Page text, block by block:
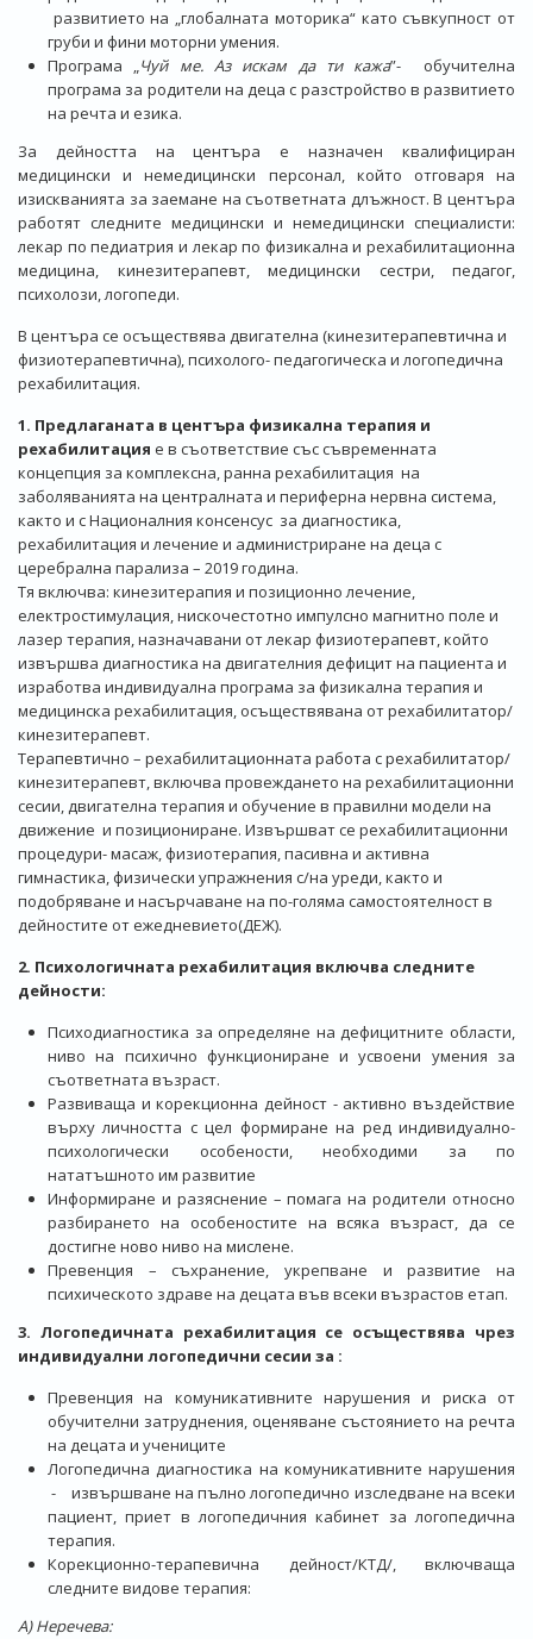
развитието на „глобалната моторика“ като съвкупност от
груби и фини моторни умения.
Програма „ Чуй ме. Аз искам да ти кажа”- обучителна
програма за родители на деца с разстройство в развитието
на речта и езика.
За дейността на центъра е назначен квалифициран
медицински и немедицински персонал, който отговаря на
изискванията за заемане на съответната длъжност. В центъра
работят следните медицински и немедицински специалисти:
лекар по педиатрия и лекар по физикална и рехабилитационна
медицина, кинезитерапевт, медицински сестри, педагог,
психолози, логопеди.
В центъра се осъществява двигателна (кинезитерапевтична и
физиотерапевтична), психолого- педагогическа и логопедична
рехабилитация.
1. Предлаганата в центъра физикална терапия и
рехабилитация е в съответствие със съвременната
концепция за комплексна, ранна рехабилитация на
заболяванията на централната и периферна нервна система,
както и с Националния консенсус за диагностика,
рехабилитация и лечение и администриране на деца с
церебрална парализа – 2019 година.
Тя включва: кинезитерапия и позиционно лечение,
електростимулация, нискочестотно импулсно магнитно поле и
лазер терапия, назначавани от лекар физиотерапевт, който
извършва диагностика на двигателния дефицит на пациента и
изработва индивидуална програма за физикална терапия и
медицинска рехабилитация, осъществявана от рехабилитатор/
кинезитерапевт.
Терапевтично – рехабилитационната работа с рехабилитатор/
кинезитерапевт, включва провеждането на рехабилитационни
сесии, двигателна терапия и обучение в правилни модели на
движение и позициониране. Извършват се рехабилитационни
процедури- масаж, физиотерапия, пасивна и активна
гимнастика, физически упражнения с/на уреди, както и
подобряване и насърчаване на по-голяма самостоятелност в
дейностите от ежедневието(ДЕЖ).
2. Психологичната рехабилитация включва следните
дейности:
Психодиагностика за определяне на дефицитните области,
ниво на психично функциониране и усвоени умения за
съответната възраст.
Развиваща и корекционна дейност - активно въздействие
върху личността с цел формиране на ред индивидуално-
психологически особености, необходими за по
нататъшното им развитие
Информиране и разяснение – помага на родители относно
разбирането на особеностите на всяка възраст, да се
достигне ново ниво на мислене.
Превенция – съхранение, укрепване и развитие на
психическото здраве на децата във всеки възрастов етап.
3. Логопедичната рехабилитация се осъществява чрез
индивидуални логопедични сесии за :
Превенция на комуникативните нарушения и риска от
обучителни затруднения, оценяване състоянието на речта
на децата и учениците
Логопедична диагностика на комуникативните нарушения
- извършване на пълно логопедично изследване на всеки
пациент, приет в логопедичния кабинет за логопедична
терапия.
Корекционно-терапевична дейност/КТД/, включваща
следните видове терапия:
А) Неречева: